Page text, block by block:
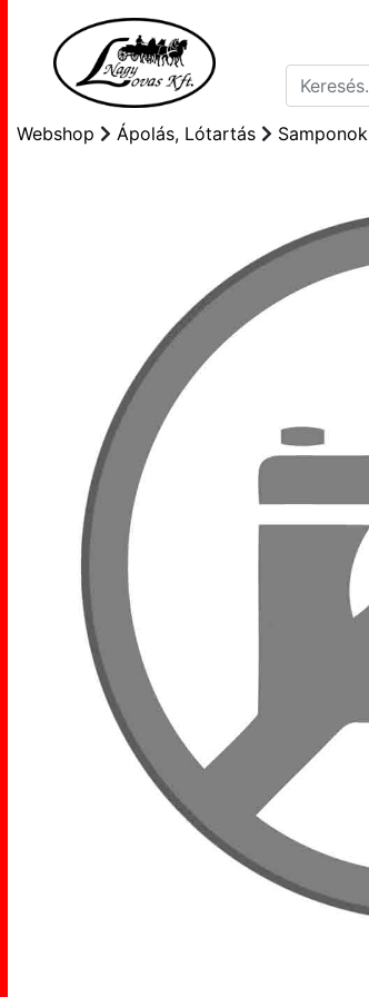
Webshop Ápolás, Lótartás Samponok